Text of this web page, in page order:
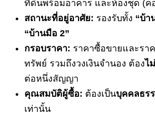
ที่ดินพร้อมอาคาร และห้องชุด (ค
สถานะที่อยู่อาศัย: รองรับทั้ง “บ้า
“บ้านมือ 2”
กรอบราคา: ราคาซื้อขายและรา
ทรัพย์ รวมถึงวงเงินจำนอง ต้องไ
ต่อหนึ่งสัญญา
คุณสมบัติผู้ซื้อ: ต้องเป็นบุคคลธร
เท่านั้น